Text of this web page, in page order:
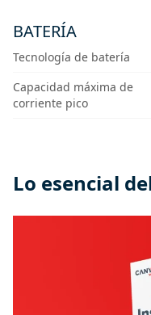
BATERÍA
Tecnología de batería
Capacidad máxima de
corriente pico
Lo esencial